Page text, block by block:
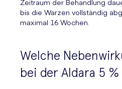
Zeitraum der Behandlung
bis die Warzen vollständig
maximal 16 Wochen.
Welche
bei der Aldara 5 %